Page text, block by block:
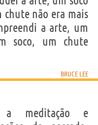
chute não era mais
a arte, um
soco, um chute
BRUCE LEE
a meditação e